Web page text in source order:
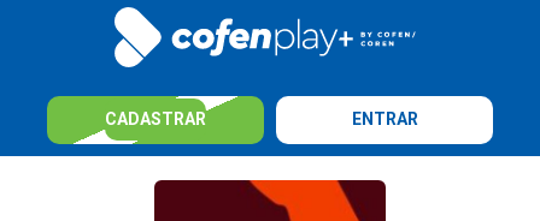
CADASTRAR ENTRAR